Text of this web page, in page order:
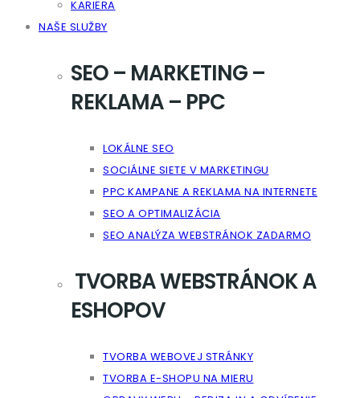
KARIERA
NAŠE SLUŽBY
SEO – MARKETING –
REKLAMA – PPC
LOKÁLNE SEO
SOCIÁLNE SIETE V MARKETINGU
PPC KAMPANE A REKLAMA NA INTERNETE
SEO A OPTIMALIZÁCIA
SEO ANALÝZA WEBSTRÁNOK ZADARMO
TVORBA WEBSTRÁNOK A
ESHOPOV
TVORBA WEBOVEJ STRÁNKY
TVORBA E-SHOPU NA MIERU